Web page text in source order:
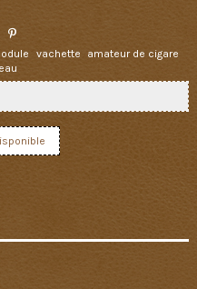
vachette
amateur de cigare